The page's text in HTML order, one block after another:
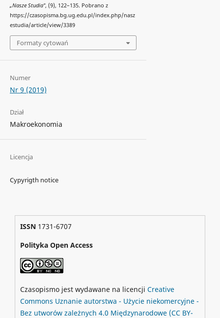
„Nasze Studia", (9), 122–135. Pobrano z
https://czasopisma.bg.ug.edu.pl/index.php/nasz
estudia/article/view/3389
Formaty cytowań
Numer
Nr 9 (2019)
Dział
Makroekonomia
Licencja
Cypyrigth notice
ISSN1731-6707
Polityka Open Access
Czasopismo jest wydawane na licencji Creative
Commons Uznanie autorstwa - Użycie niekomercyjne -
Bez utworów zależnych 4.0 Międzynarodowe (CC BY-